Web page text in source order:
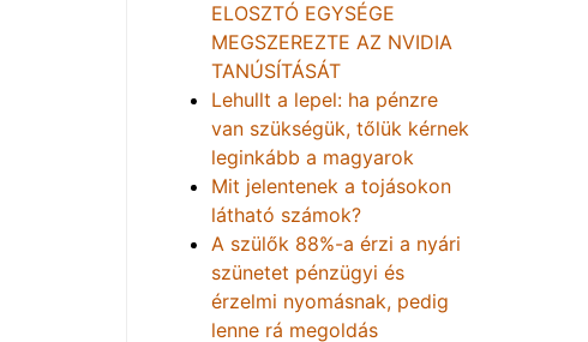
ELOSZTÓ EGYSÉGE
MEGSZEREZTE AZ NVIDIA
TANÚSÍTÁSÁT
Lehullt a lepel: ha pénzre
van szükségük, tőlük kérnek
leginkább a magyarok
Mit jelentenek a tojásokon
látható számok?
A szülők 88%-a érzi a nyári
szünetet pénzügyi és
érzelmi nyomásnak, pedig
lenne rá megoldás